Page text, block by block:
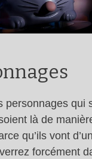
personnages qui
là de
qu’ils vont
forcément